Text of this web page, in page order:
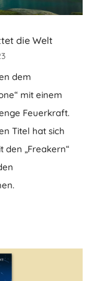
die Welt
dem
mit einem
Feuerkraft.
Titel hat sich
den „Freakern“